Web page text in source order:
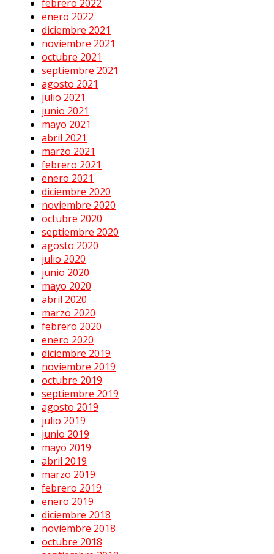
febrero 2022
enero 2022
diciembre 2021
noviembre 2021
octubre 2021
septiembre 2021
agosto 2021
julio 2021
junio 2021
mayo 2021
abril 2021
marzo 2021
febrero 2021
enero 2021
diciembre 2020
noviembre 2020
octubre 2020
septiembre 2020
agosto 2020
julio 2020
junio 2020
mayo 2020
abril 2020
marzo 2020
febrero 2020
enero 2020
diciembre 2019
noviembre 2019
octubre 2019
septiembre 2019
agosto 2019
julio 2019
junio 2019
mayo 2019
abril 2019
marzo 2019
febrero 2019
enero 2019
diciembre 2018
noviembre 2018
octubre 2018